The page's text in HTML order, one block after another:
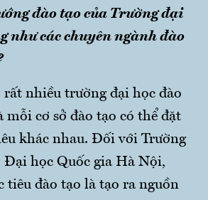
đào tạo của Trường đại
như các chuyên ngành đào
rất nhiều trường đại học đào
mỗi cơ sở đào tạo có thể đặt
khác nhau. Đối với Trường
học Quốc gia Hà Nội,
tiêu đào tạo là tạo ra nguồn